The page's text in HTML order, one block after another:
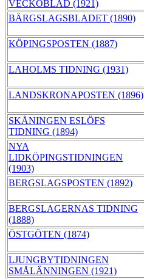
VECKOBLAD (1921)
BÄRGSLAGSBLADET (1890)
KÖPINGSPOSTEN (1887)
LAHOLMS TIDNING (1931)
LANDSKRONAPOSTEN (1896)
SKÅNINGEN ESLÖFS
TIDNING (1894)
NYA
LIDKÖPINGSTIDNINGEN
(1903)
BERGSLAGSPOSTEN (1892)
BERGSLAGERNAS TIDNING
(1888)
ÖSTGÖTEN (1874)
LJUNGBYTIDNINGEN
SMÅLÄNNINGEN (1921)